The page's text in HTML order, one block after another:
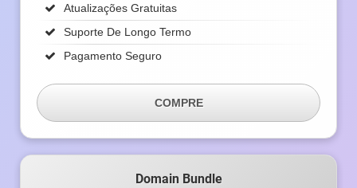
Atualizações Gratuitas
Suporte De Longo Termo
Pagamento Seguro
COMPRE
Domain Bundle